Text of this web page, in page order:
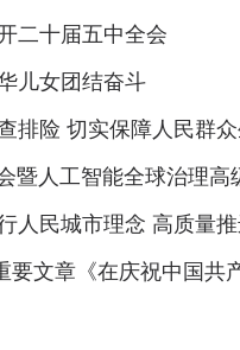
二十届五中全会
儿女团结奋斗
排险 切实保障人民群
暨人工智能全球治理
人民城市理念 高质量
要文章《在庆祝中国共